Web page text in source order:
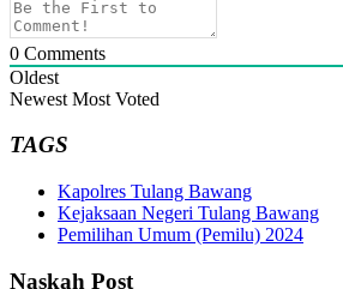
0 Comments
Oldest
Newest Most Voted
TAGS
Kapolres Tulang Bawang
Kejaksaan Negeri Tulang Bawang
Pemilihan Umum (Pemilu) 2024
Naskah Post